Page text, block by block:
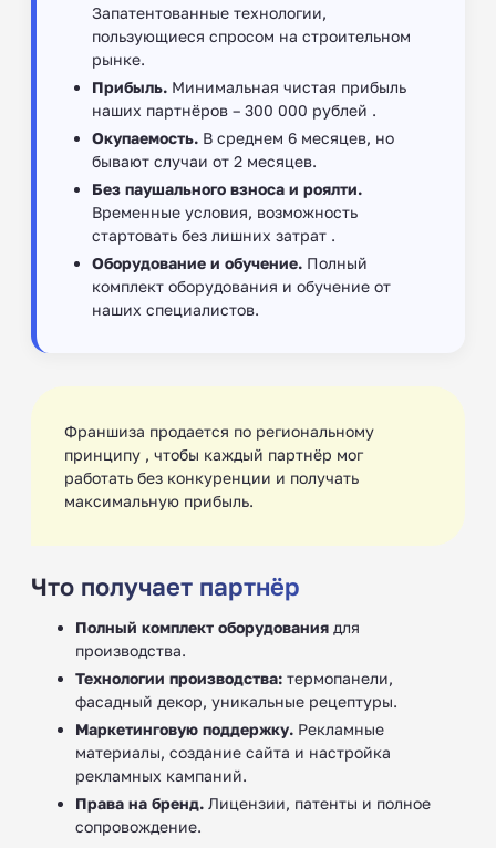
Запатентованные технологии,
пользующиеся спросом на строительном
рынке.
Прибыль. Минимальная чистая прибыль
наших партнёров – 300 000 рублей .
Окупаемость. В среднем 6 месяцев, но
бывают случаи от 2 месяцев.
Без паушального взноса и роялти.
Временные условия, возможность
стартовать без лишних затрат .
Оборудование и обучение. Полный
комплект оборудования и обучение от
наших специалистов.
Франшиза продается по региональному
принципу , чтобы каждый партнёр мог
работать без конкуренции и получать
максимальную прибыль.
Что получает партнёр
Полный комплект оборудования для
производства.
Технологии производства: термопанели,
фасадный декор, уникальные рецептуры.
Маркетинговую поддержку. Рекламные
материалы, создание сайта и настройка
рекламных кампаний.
Права на бренд. Лицензии, патенты и полное
сопровождение.